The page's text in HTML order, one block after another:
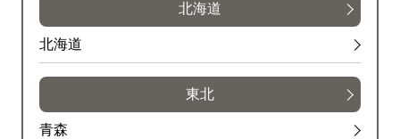
北海道
北海道
東北
青森